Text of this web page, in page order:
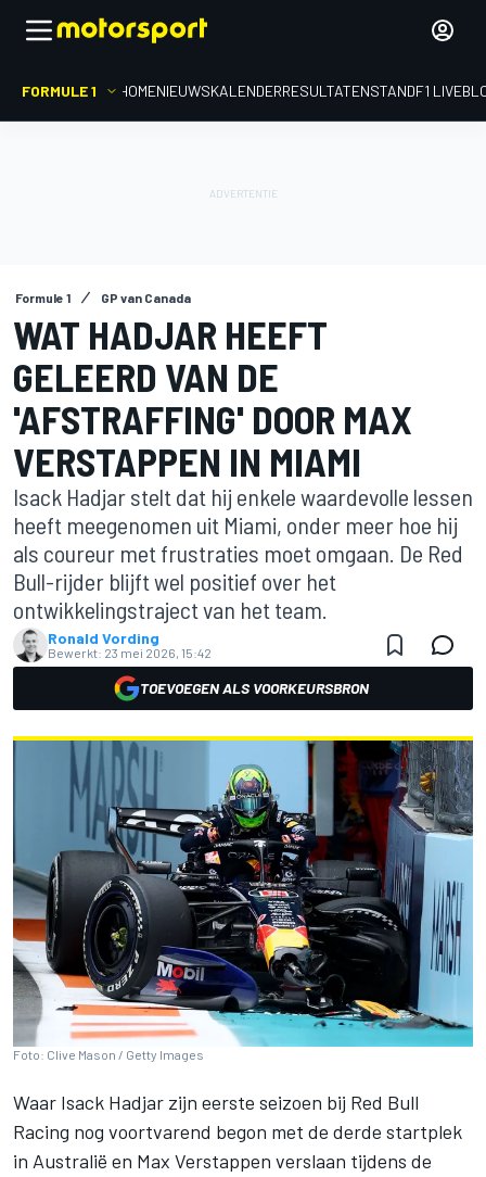
FORMULE 1 HOMENIEUWSKALENDERRESULTATENSTANDF1
Formule 1 GP van Canada
WAT HADJAR HEEFT
GELEERD VAN DE
'AFSTRAFFING' DOOR MAX
VERSTAPPEN IN MIAMI
Isack Hadjar stelt dat hij enkele waardevolle lessen
heeft meegenomen uit Miami, onder meer hoe hij
als coureur met frustraties moet omgaan. De Red
Bull-rijder blijft wel positief over het
ontwikkelingstraject van het team.
Ronald Vording
Bewerkt: 23 mei 2026, 15:42
TOEVOEGEN ALS VOORKEURSBRON
Foto: Clive Mason / Getty Images
Waar Isack Hadjar zijn eerste seizoen bij Red Bull
Racing nog voortvarend begon met de derde startplek
in Australië en Max Verstappen verslaan tijdens de